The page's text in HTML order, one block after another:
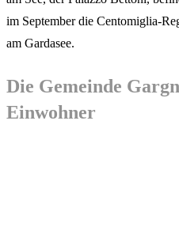
im September die Centomiglia-
am Gardasee.
Die Gemeinde
Einwohner